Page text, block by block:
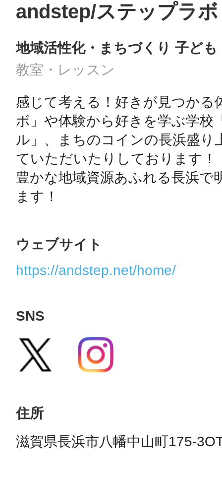
andstep/ステップラボ
地域活性化・まちづくり 子ど
教室・レッスン
感じて考える！好きが見つかる
ボ」や体験から好きを学ぶ学校
ル」、まちのコインの長浜盛り
ていただいたりしております！
豊かな地域資源あふれる長浜で
ます！
ウェブサイト
https://andstep.net/home/
SNS
住所
滋賀県長浜市八幡中山町175-